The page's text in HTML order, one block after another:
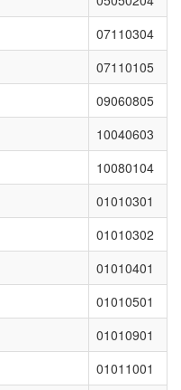
07110304
07110105
09060805
10040603
10080104
01010301
01010302
01010401
01010501
01010901
01011001